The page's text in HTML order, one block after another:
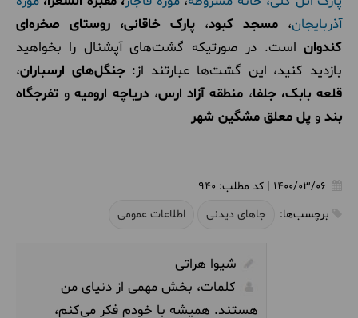
آذربایجان، مسجد کبود، پارک خاقانی، روستای صخره‌ای
کندوان است. در صورتیکه گشت‌های آپشنال را بخواهید
بازدید کنید، این گشت‌ها عبارتند از:جنگل‌های ارسباران،
قلعه بابک، جلفا، منطقه آزاد ارس، دریاچه ارومیهو تفرجگاه
بند و پل معلق مشگین شهر
1400/03/06
| کد مطلب: 940
برچسب‌ها:
جاهای دیدنی اطلاعات عمومی
شیوا هراتی
کلمات، بخش مهمی از دنیای من
هستند. همیشه با خودم فکر می‌کنم،